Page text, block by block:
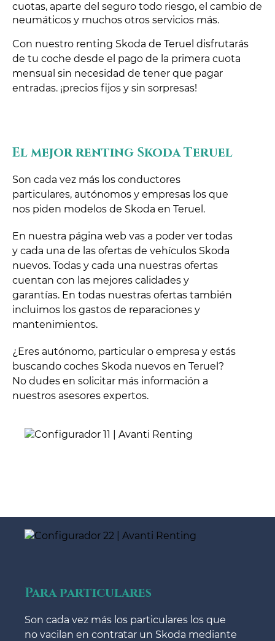
cuotas, aparte del seguro todo riesgo, el cambio de
neumáticos y muchos otros servicios más.
Con nuestro renting Skoda de Teruel disfrutarás
de tu coche desde el pago de la primera cuota
mensual sin necesidad de tener que pagar
entradas. ¡precios fijos y sin sorpresas!
El mejor renting Skoda Teruel
Son cada vez más los conductores
particulares, autónomos y empresas los que
nos piden modelos de Skoda en Teruel.
En nuestra página web vas a poder ver todas
y cada una de las ofertas de vehículos Skoda
nuevos. Todas y cada una nuestras ofertas
cuentan con las mejores calidades y
garantías. En todas nuestras ofertas también
incluimos los gastos de reparaciones y
mantenimientos.
¿Eres autónomo, particular o empresa y estás
buscando coches Skoda nuevos en Teruel?
No dudes en solicitar más información a
nuestros asesores expertos.
Para particulares
Son cada vez más los particulares los que
no vacilan en contratar un Skoda mediante